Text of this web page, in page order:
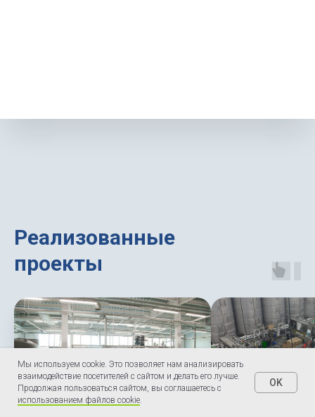
Мы используем cookie. Это позволяет нам анализировать
взаимодействие посетителей с сайтом и делать его лучше.
Продолжая пользоваться сайтом, вы соглашаетесь с
использованием файлов cookie.
OK
Реализованные
проекты